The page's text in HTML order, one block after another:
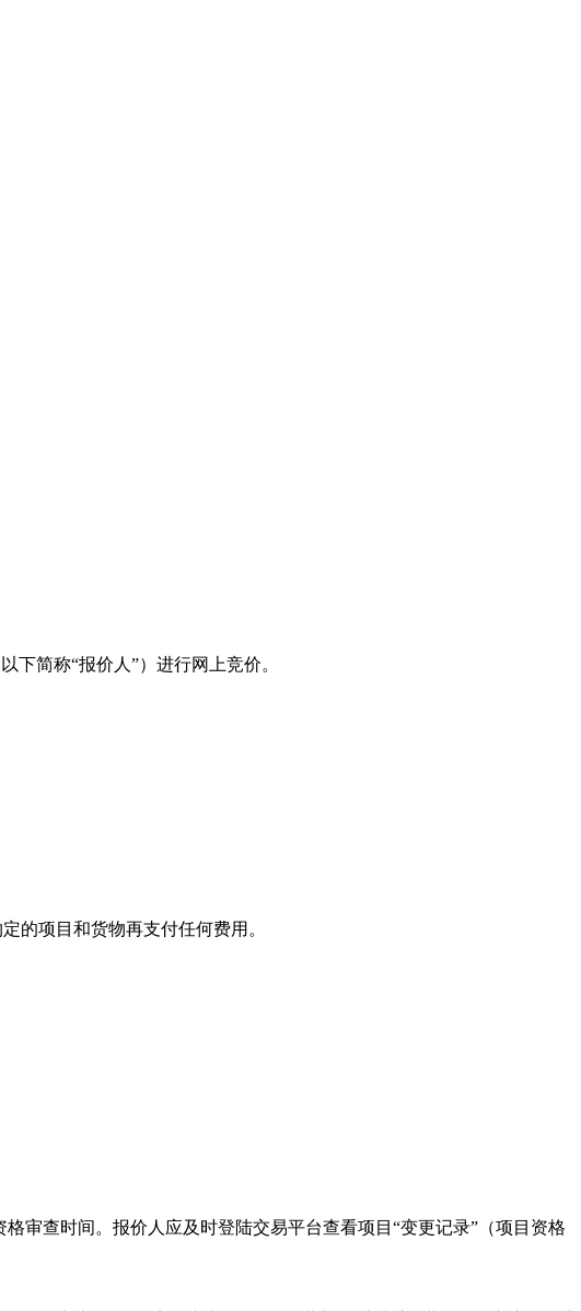
下简称“报价人”）进行网上竞价。
的项目和货物再支付任何费用。
审查时间。报价人应及时登陆交易平台查看项目“变更记录”（项目资格